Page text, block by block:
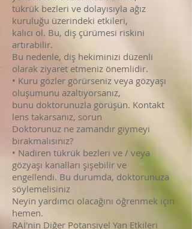
tükrük bezleri ve dolayısıyla ağız
kuruluğu üzerindeki etkileri,
kalıcı ol. Bu, diş çürümesi riskini
artırabilir.
Bu nedenle, diş hekiminizi düzenli
olarak ziyaret etmeniz önemlidir.
• Kuru gözler görürseniz veya gözyaşı
oluşumunu azaltıyorsanız,
bunu doktorunuzla görüşün. Kontakt
lens takarsanız, sorun
Doktorunuz ne zamandır giymeyi
bırakmalısınız?
• Nadiren tükrük bezleri ve / veya
gözyaşı kanalları şişebilir ve
engellendi. Bu durumda, doktorunuza
söylemelisiniz
Neyin yardımcı olacağını öğrenmek için
hemen.
RAİ'nin Diğer Potansiyel Yan Etkileri